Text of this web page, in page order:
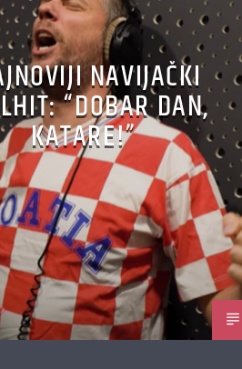
NAVIJAČKI
“DOBAR DAN,
KATARE!”